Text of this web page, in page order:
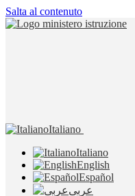
Salta al contenuto
Italiano
Italiano
English
Español
عربى